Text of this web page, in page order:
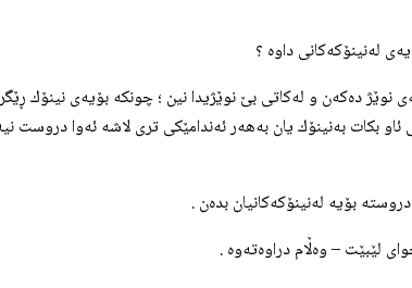
نوێژ ده‌كه‌ن و له‌كاتی بێ نوێژیدا نین ؛ چونكه‌ بۆیه‌ی نینۆك
بكات به‌نینۆك یان به‌هه‌ر ئه‌ندامێكی تری لاشه‌ ئه‌وا دروست
بۆیه‌ له‌نینۆكه‌كانیان بده‌ن .
لێبێت – وه‌ڵام دراوه‌ته‌وه‌ .